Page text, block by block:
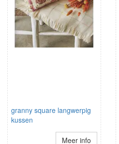
granny square langwerpig
kussen
Meer info